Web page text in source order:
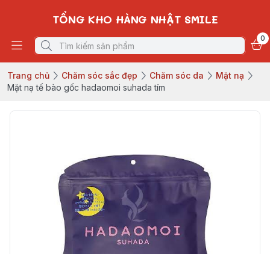
TỔNG KHO HÀNG NHẬT SMILE
0
Trang chủ Chăm sóc sắc đẹp Chăm sóc da
Mặt nạ
Mặt nạ tế bào gốc hadaomoi suhada tím